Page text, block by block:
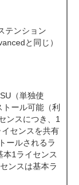
テンション
と同じ）
（単独使
ール可能（利
ンスにつき、1
センスを共有
ールされるラ
本1ライセンス
ンスは基本ラ